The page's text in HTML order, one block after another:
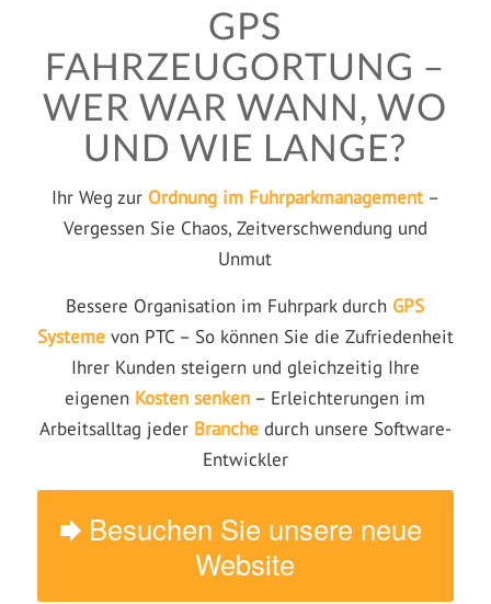
GPS
FAHRZEUGORTUNG –
WER WAR WANN, WO
UND WIE LANGE?
Ihr Weg zur Ordnung im Fuhrparkmanagement–
Vergessen Sie Chaos, Zeitverschwendung und
Unmut
Bessere Organisation im Fuhrpark durch GPS
Systemevon PTC – So können Sie die Zufriedenheit
Ihrer Kunden steigern und gleichzeitig Ihre
eigenen Kosten senken – Erleichterungen im
Arbeitsalltag jeder Branchedurch unsere Software-
Entwickler
Besuchen Sie unsere neue
Website